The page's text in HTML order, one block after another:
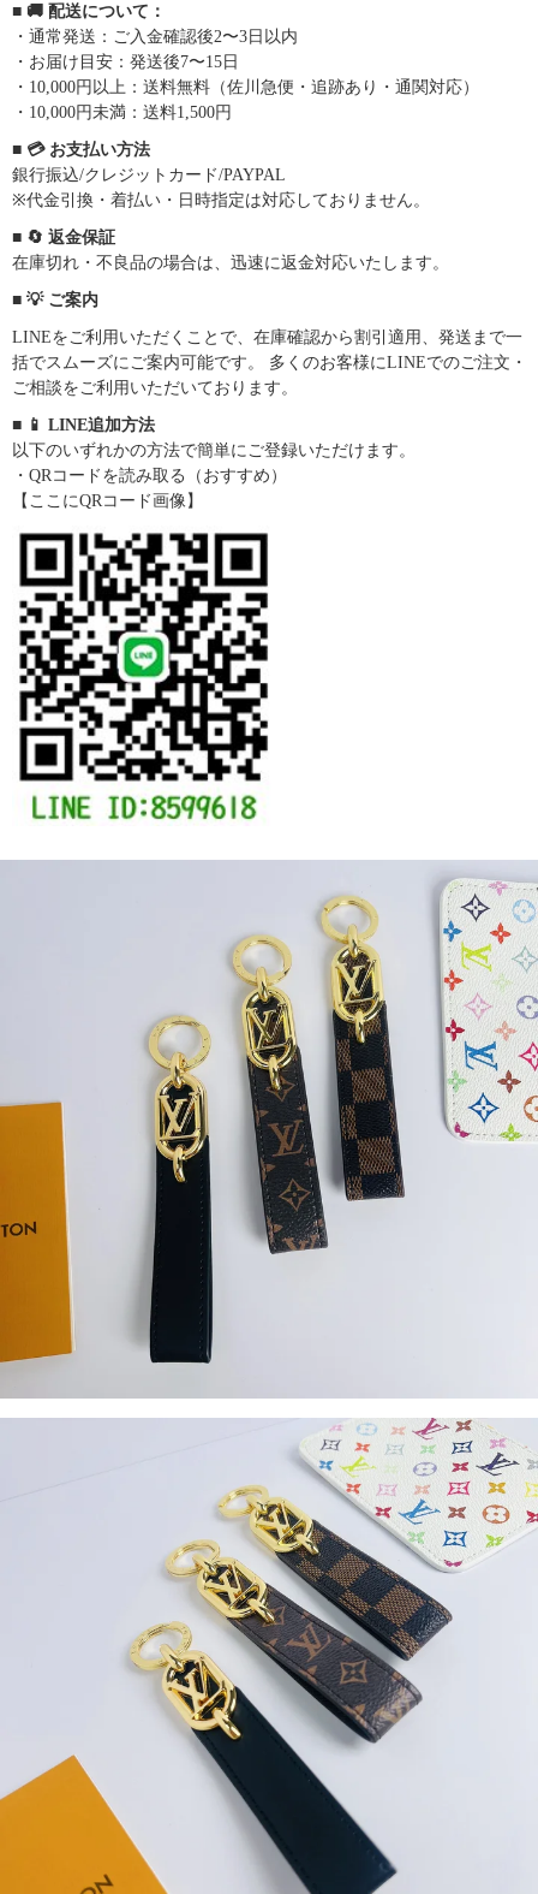
■ 🚚 配送について：
・通常発送：ご入金確認後2〜3日以内
・お届け目安：発送後7〜15日
・10,000円以上：送料無料（佐川急便・追跡あり・通関対応）
・10,000円未満：送料1,500円
■ 💳 お支払い方法
銀行振込/クレジットカード/PAYPAL
※代金引換・着払い・日時指定は対応しておりません。
■ 🔄 返金保証
在庫切れ・不良品の場合は、迅速に返金対応いたします。
■ 💡 ご案内
LINEをご利用いただくことで、在庫確認から割引適用、発送まで一
括でスムーズにご案内可能です。 多くのお客様にLINEでのご注文・
ご相談をご利用いただいております。
■ 📱 LINE追加方法
以下のいずれかの方法で簡単にご登録いただけます。
・QRコードを読み取る（おすすめ）
【ここにQRコード画像】